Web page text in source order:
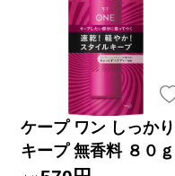
ケープ ワン しっかり
キープ 無香料 ８０ｇ